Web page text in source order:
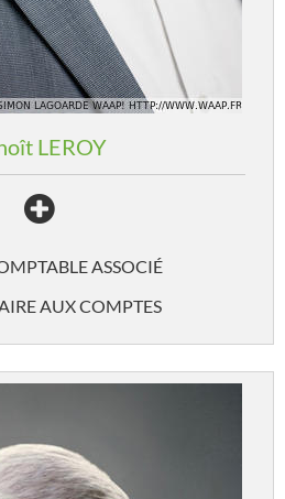
LEROY
ASSOCIÉ
AUX COMPTES